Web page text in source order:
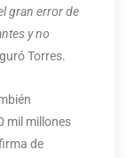
gran error de
y no
Torres.
mil millones
de